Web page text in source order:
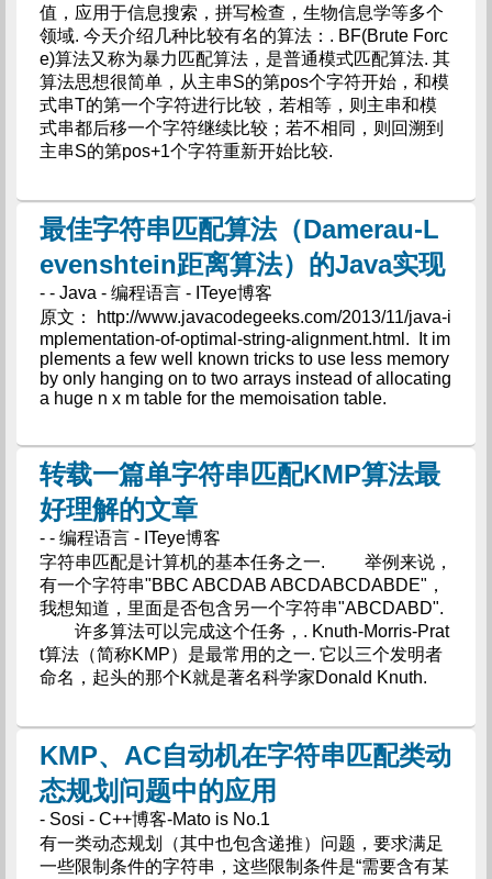
值，应用于信息搜索，拼写检查，生物信息学等多个
领域. 今天介绍几种比较有名的算法：. BF(Brute Forc
e)算法又称为暴力匹配算法，是普通模式匹配算法. 其
算法思想很简单，从主串S的第pos个字符开始，和模
式串T的第一个字符进行比较，若相等，则主串和模
式串都后移一个字符继续比较；若不相同，则回溯到
主串S的第pos+1个字符重新开始比较.
最佳字符串匹配算法（Damerau-L
evenshtein距离算法）的Java实现
- - Java - 编程语言 - ITeye博客
原文： http://www.javacodegeeks.com/2013/11/java-i
mplementation-of-optimal-string-alignment.html. It im
plements a few well known tricks to use less memory
by only hanging on to two arrays instead of allocating
a huge n x m table for the memoisation table.
转载一篇单字符串匹配KMP算法最
好理解的文章
- - 编程语言 - ITeye博客
字符串匹配是计算机的基本任务之一. 举例来说，
有一个字符串"BBC ABCDAB ABCDABCDABDE"，
我想知道，里面是否包含另一个字符串"ABCDABD".
许多算法可以完成这个任务，. Knuth-Morris-Prat
t算法（简称KMP）是最常用的之一. 它以三个发明者
命名，起头的那个K就是著名科学家Donald Knuth.
KMP、AC自动机在字符串匹配类动
态规划问题中的应用
- Sosi - C++博客-Mato is No.1
有一类动态规划（其中也包含递推）问题，要求满足
一些限制条件的字符串，这些限制条件是“需要含有某